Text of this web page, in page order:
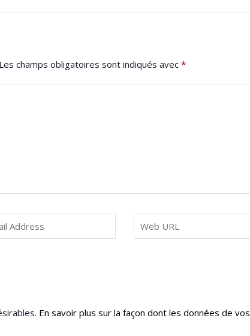
Les champs obligatoires sont indiqués avec *
En savoir plus sur la façon dont les données de vos